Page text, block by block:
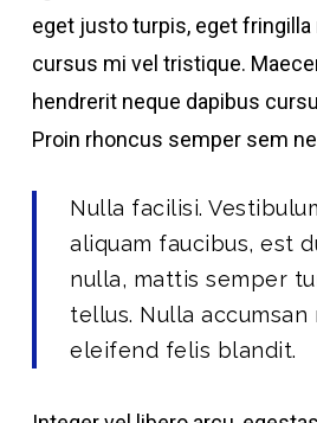
eget justo turpis, eget fringilla
cursus mi vel tristique.
hendrerit neque dapibus
Proin rhoncus semper sem
Nulla facilisi.
aliquam faucibus, est
nulla, mattis semper
tellus. Nulla
eleifend felis blandit.